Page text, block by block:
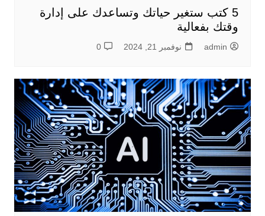
5 كتب ستغير حياتك وتساعدك على إدارة
وقتك بفعالية
admin نوفمبر 21, 2024 0